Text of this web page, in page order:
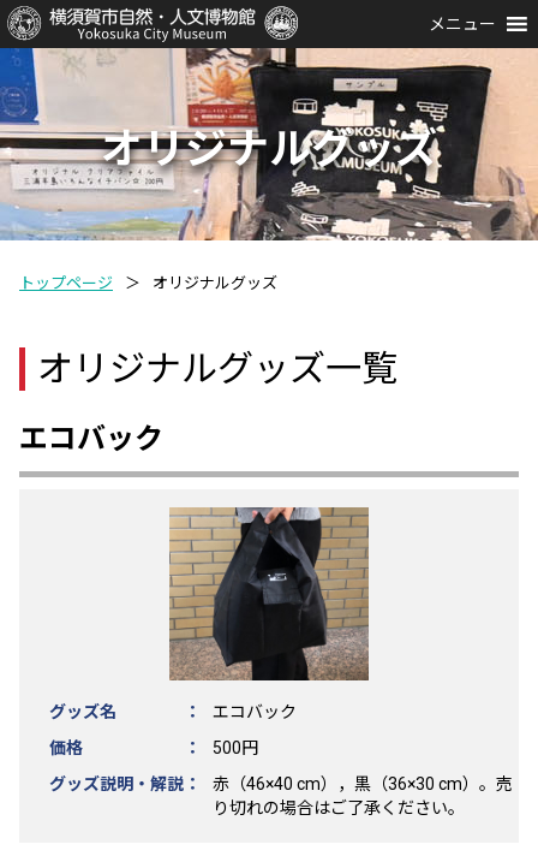
メニュー
オリジナルグッズ
トップページ ＞ オリジナルグッズ
オリジナルグッズ一覧
エコバック
グッズ名 ：
エコバック
価格 ：
500円
グッズ説明・解説：
赤（46×40 cm），黒（36×30 cm）。売
り切れの場合はご了承ください。